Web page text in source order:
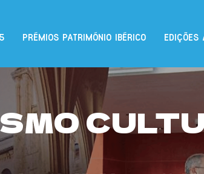
PRÉMIOS PATRIMÓNIO IBÉRICO EDIÇÕES